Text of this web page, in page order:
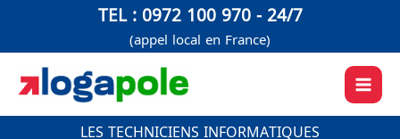
contenu
TEL : 0972 100 970 - 24/7
(appel local en France)
LES TECHNICIENS INFORMATIQUES